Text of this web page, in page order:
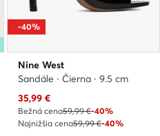
-40%
Nine West
Sandále · Čierna · 9.5 cm
Aktuálna cena
35,99 €
Bežná cena59,99 €-40%
Najnižšia cena59,99 €-40%